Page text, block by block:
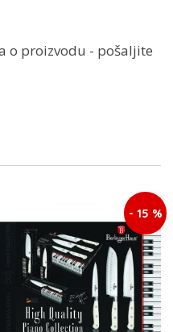
o proizvodu - pošaljite
- 15 %